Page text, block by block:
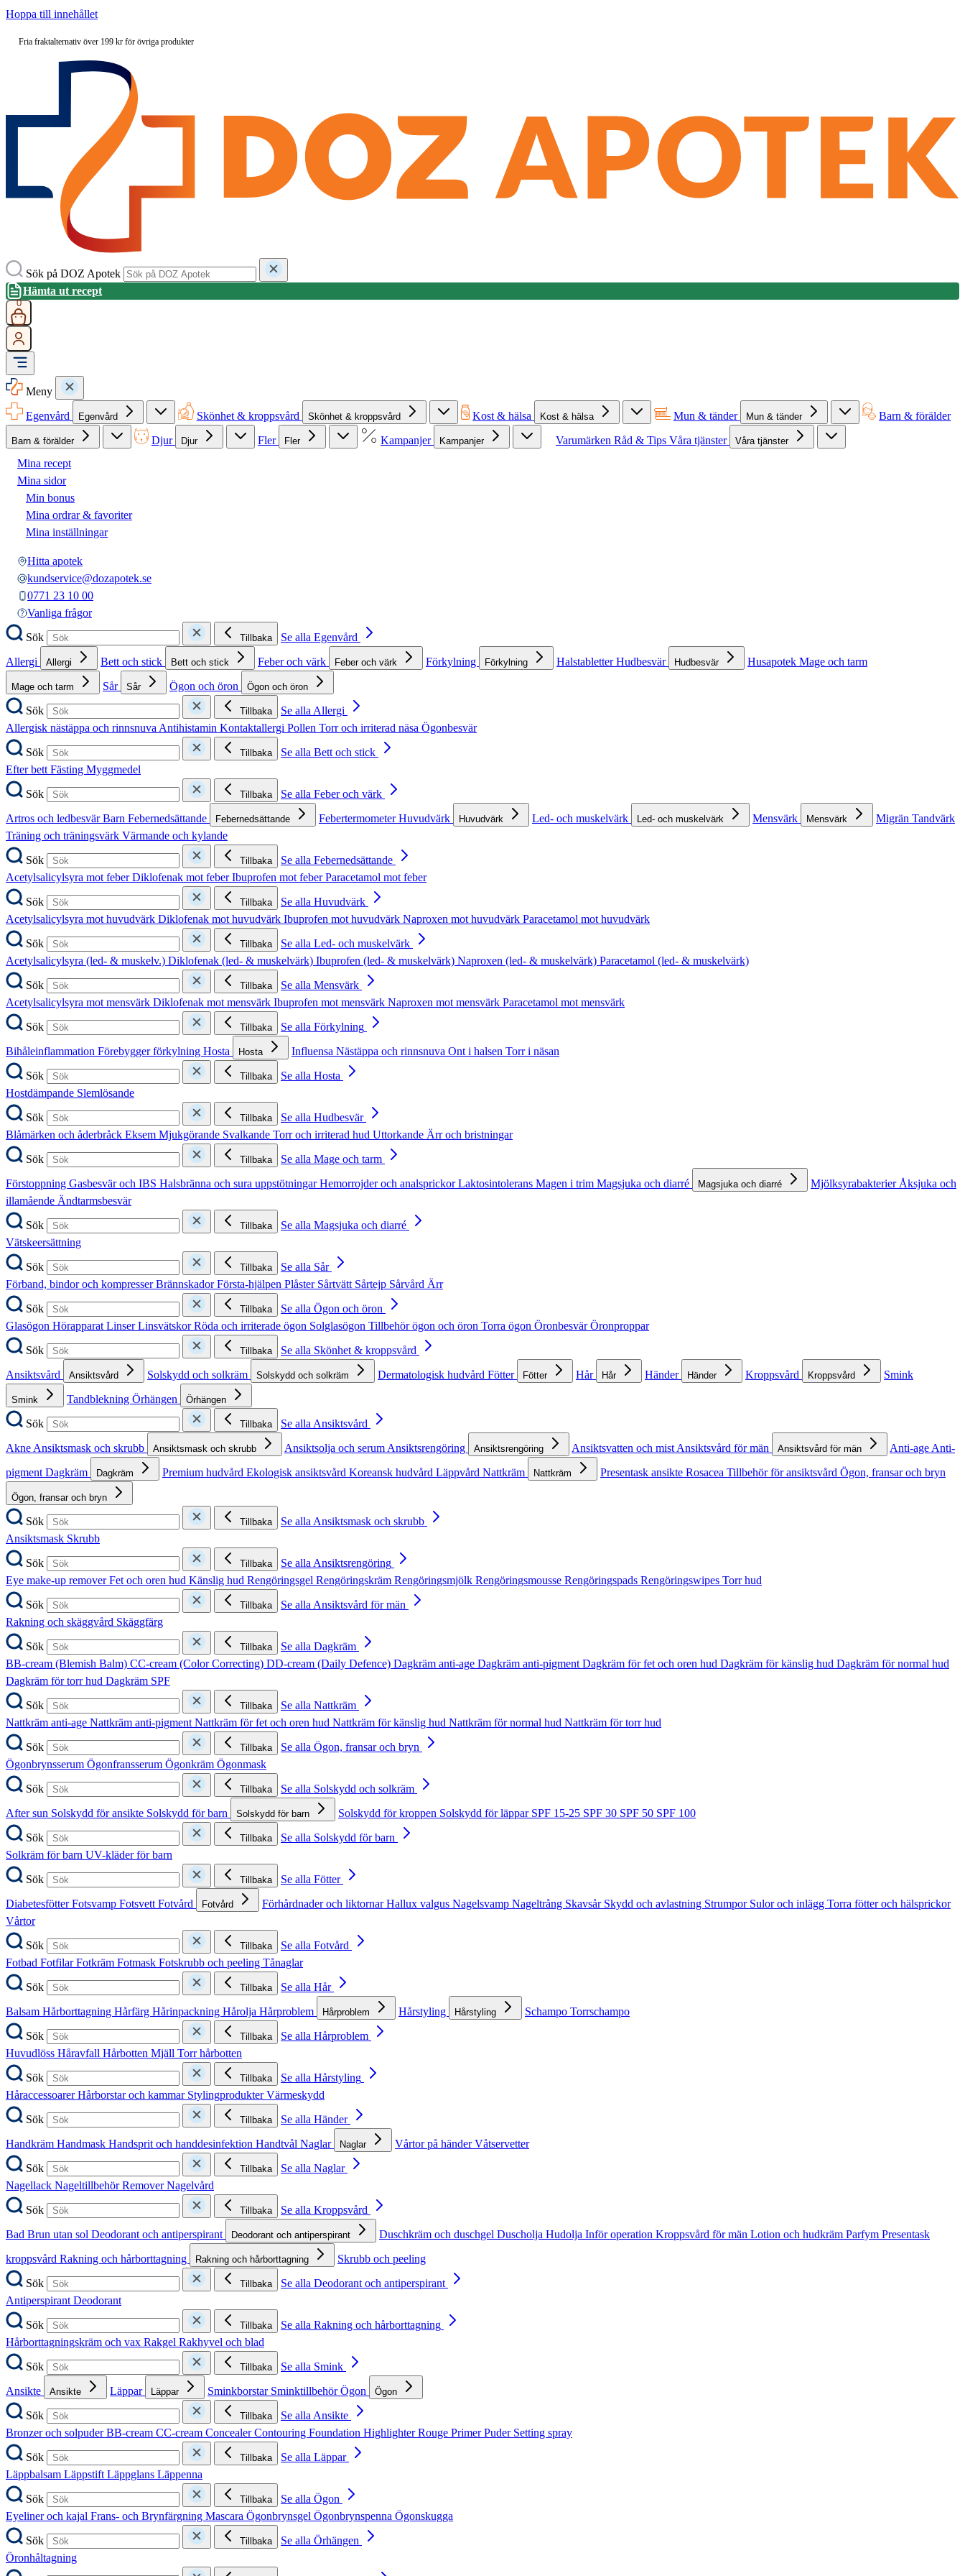
Hoppa till innehållet
Fria fraktalternativ över 199 kr för övriga produkter
Sök på DOZ Apotek
Hämta ut recept
0
Meny
Egenvård
Egenvård Skönhet & kroppsvård Skönhet & kroppsvård Kost & hälsa Kost & hälsa Mun & tänder Mun & tänder Barn & förälder
Barn & förälder Djur Djur Fler Fler Kampanjer Kampanjer Varumärken Råd & Tips Våra tjänster Våra tjänster
Mina recept
Mina sidor
Min bonus
Mina ordrar & favoriter
Mina inställningar
Hitta apotek
kundservice@dozapotek.se
0771 23 10 00
Vanliga frågor
Sök
Tillbaka
Se alla Egenvård
Allergi
Allergi Bett och stick Bett och stick Feber och värk Feber och värk Förkylning Förkylning HalstabletterHudbesvär Hudbesvär Husapotek Mage och tarm
Mage och tarm Sår Sår Ögon och öron Ögon och öron
Sök Tillbaka
Se alla Allergi
Allergisk nästäppa och rinnsnuva Antihistamin Kontaktallergi Pollen Torr och irriterad näsa Ögonbesvär
Sök
Tillbaka
Se alla Bett och stick
Efter bett Fästing Myggmedel
Sök
Tillbaka
Se alla Feber och värk
Artros och ledbesvärBarn Febernedsättande Febernedsättande FebertermometerHuvudvärk Huvudvärk Led- och muskelvärk Led- och muskelvärk Mensvärk Mensvärk Migrän Tandvärk
Träning och träningsvärk Värmande och kylande
Sök
Tillbaka
Se alla Febernedsättande
Acetylsalicylsyra mot feberDiklofenak mot feberIbuprofen mot feberParacetamol mot feber
Sök
Tillbaka
Se alla Huvudvärk
Acetylsalicylsyra mot huvudvärk Diklofenak mot huvudvärk Ibuprofen mot huvudvärk Naproxen mot huvudvärk Paracetamol mot huvudvärk
Sök
Tillbaka
Se alla Led- och muskelvärk
Acetylsalicylsyra (led- & muskelv.) Diklofenak (led- & muskelvärk) Ibuprofen (led- & muskelvärk) Naproxen (led- & muskelvärk) Paracetamol (led- & muskelvärk)
Sök
Tillbaka
Se alla Mensvärk
Acetylsalicylsyra mot mensvärk Diklofenak mot mensvärk Ibuprofen mot mensvärk Naproxen mot mensvärk Paracetamol mot mensvärk
Sök
Tillbaka
Se alla Förkylning
Bihåleinflammation Förebygger förkylning Hosta Hosta Influensa Nästäppa och rinnsnuva Ont i halsen Torr i näsan
Sök
Tillbaka
Se alla Hosta
Hostdämpande Slemlösande
Sök
Tillbaka
Se alla Hudbesvär
Blåmärken och åderbråck Eksem Mjukgörande Svalkande Torr och irriterad hud Uttorkande Ärr och bristningar
Sök
Tillbaka
Se alla Mage och tarm
Förstoppning Gasbesvär och IBS Halsbränna och sura uppstötningarHemorrojder och analsprickorLaktosintolerans Magen i trim Magsjuka och diarré Magsjuka och diarré Mjölksyrabakterier Åksjuka och
illamående Ändtarmsbesvär
Sök
Tillbaka
Se alla Magsjuka och diarré
Vätskeersättning
Sök
Tillbaka
Se alla Sår
Förband, bindor och kompresserBrännskadorFörsta-hjälpen Plåster Sårtvätt Sårtejp Sårvård Ärr
Sök
Tillbaka
Se alla Ögon och öron
Glasögon Hörapparat LinserLinsvätskorRöda och irriterade ögon Solglasögon Tillbehör ögon och öron Torra ögon ÖronbesvärÖronproppar
Sök
Tillbaka
Se alla Skönhet & kroppsvård
Ansiktsvård
Ansiktsvård Solskydd och solkräm Solskydd och solkräm Dermatologisk hudvård Fötter Fötter Hår Hår Händer Händer Kroppsvård Kroppsvård Smink
Smink Tandblekning Örhängen Örhängen
Sök Tillbaka
Se alla Ansiktsvård
Akne Ansiktsmask och skrubb Ansiktsmask och skrubb Ansiktsolja och serum Ansiktsrengöring Ansiktsrengöring Ansiktsvatten och mist Ansiktsvård för män Ansiktsvård för män Anti-age Anti-
pigment Dagkräm Dagkräm Premium hudvård Ekologisk ansiktsvård Koreansk hudvård Läppvård Nattkräm Nattkräm Presentask ansikte Rosacea Tillbehör för ansiktsvård Ögon, fransar och bryn
Ögon, fransar och bryn
Sök Tillbaka
Se alla Ansiktsmask och skrubb
Ansiktsmask Skrubb
Sök
Tillbaka
Se alla Ansiktsrengöring
Eye make-up removerFet och oren hud Känslig hud Rengöringsgel Rengöringskräm Rengöringsmjölk Rengöringsmousse Rengöringspads Rengöringswipes Torr hud
Sök
Tillbaka
Se alla Ansiktsvård för män
Rakning och skäggvård Skäggfärg
Sök
Tillbaka
Se alla Dagkräm
BB-cream (Blemish Balm) CC-cream (Color Correcting) DD-cream (Daily Defence) Dagkräm anti-age Dagkräm anti-pigment Dagkräm för fet och oren hud Dagkräm för känslig hud Dagkräm för normal hud
Dagkräm för torr hud Dagkräm SPF
Sök
Tillbaka
Se alla Nattkräm
Nattkräm anti-age Nattkräm anti-pigment Nattkräm för fet och oren hud Nattkräm för känslig hud Nattkräm för normal hud Nattkräm för torr hud
Sök
Tillbaka
Se alla Ögon, fransar och bryn
Ögonbrynsserum Ögonfransserum Ögonkräm Ögonmask
Sök
Tillbaka
Se alla Solskydd och solkräm
After sun Solskydd för ansikte Solskydd för barn Solskydd för barn Solskydd för kroppen Solskydd för läppar SPF 15-25 SPF 30 SPF 50 SPF 100
Sök
Tillbaka
Se alla Solskydd för barn
Solkräm för barn UV-kläder för barn
Sök
Tillbaka
Se alla Fötter
DiabetesfötterFotsvamp Fotsvett Fotvård Fotvård Förhårdnader och liktornarHallux valgus Nagelsvamp Nageltrång Skavsår Skydd och avlastning Strumpor Sulor och inlägg Torra fötter och hälsprickor
Vårtor
Sök
Tillbaka
Se alla Fotvård
Fotbad FotfilarFotkräm Fotmask Fotskrubb och peeling Tånaglar
Sök
Tillbaka
Se alla Hår
Balsam Hårborttagning Hårfärg Hårinpackning Hårolja Hårproblem Hårproblem Hårstyling Hårstyling Schampo Torrschampo
Sök
Tillbaka
Se alla Hårproblem
Huvudlöss Håravfall Hårbotten Mjäll Torr hårbotten
Sök
Tillbaka
Se alla Hårstyling
HåraccessoarerHårborstar och kammar StylingprodukterVärmeskydd
Sök
Tillbaka
Se alla Händer
Handkräm Handmask Handsprit och handdesinfektion Handtvål Naglar Naglar Vårtor på händerVåtservetter
Sök
Tillbaka
Se alla Naglar
Nagellack NageltillbehörRemoverNagelvård
Sök
Tillbaka
Se alla Kroppsvård
Bad Brun utan sol Deodorant och antiperspirant Deodorant och antiperspirant Duschkräm och duschgel Duscholja Hudolja Inför operation Kroppsvård för män Lotion och hudkräm Parfym Presentask
kroppsvård Rakning och hårborttagning Rakning och hårborttagning
Skrubb och peeling
Sök
Tillbaka
Se alla Deodorant och antiperspirant
Antiperspirant Deodorant
Sök
Tillbaka
Se alla Rakning och hårborttagning
Hårborttagningskräm och vax Rakgel Rakhyvel och blad
Sök
Tillbaka
Se alla Smink
Ansikte
Ansikte Läppar Läppar Sminkborstar SminktillbehörÖgon Ögon
Sök Tillbaka
Se alla Ansikte
Bronzer och solpuderBB-cream CC-cream ConcealerContouring Foundation HighlighterRouge PrimerPuder Setting spray
Sök
Tillbaka
Se alla Läppar
Läppbalsam Läppstift Läppglans Läppenna
Sök
Tillbaka
Se alla Ögon
Eyeliner och kajal Frans- och Brynfärgning Mascara Ögonbrynsgel Ögonbrynspenna Ögonskugga
Sök
Tillbaka
Se alla Örhängen
Öronhåltagning